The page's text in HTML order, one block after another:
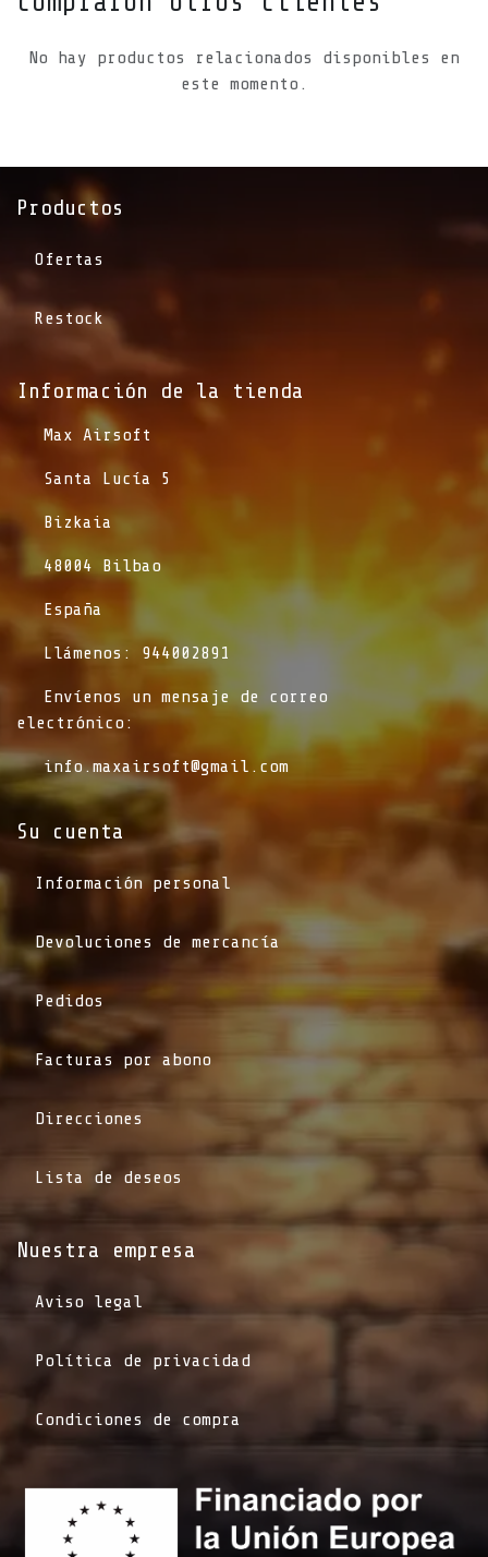
No hay productos relacionados disponibles en
este momento.
Productos
Ofertas
Restock
Información de la tienda​
​Max Airsoft
​Santa Lucía 5
​Bizkaia
​48004 Bilbao
​España
​Llámenos: 944002891
​Envíenos un mensaje de correo
electrónico:
info.maxairsoft@gmail.com
Su cuenta
Información personal
Devoluciones de mercancía
Pedidos
Facturas por abono
Direcciones
Lista de deseos
Nuestra empresa
Aviso legal
Política de privacidad
Condiciones de compra